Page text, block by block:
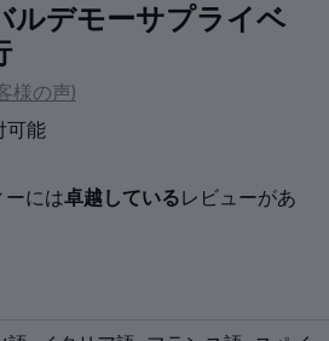
ルデモーサプライベ
様の声)
可能
ーには卓越しているレビューがあ